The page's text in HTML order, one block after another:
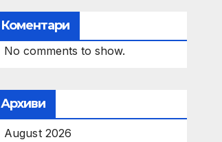
Коментари
No comments to show.
Архиви
August 2026